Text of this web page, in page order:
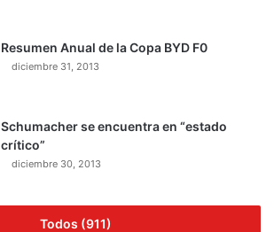
Resumen Anual de la Copa BYD F0
diciembre 31, 2013
Schumacher se encuentra en “estado
crítico”
diciembre 30, 2013
Todos (911)